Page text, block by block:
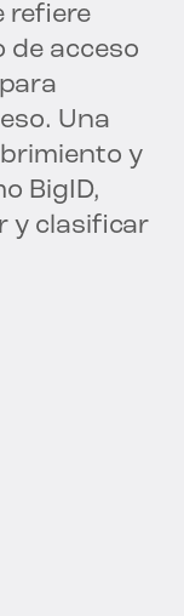
refiere
de acceso
Una
y
BigID,
y clasificar